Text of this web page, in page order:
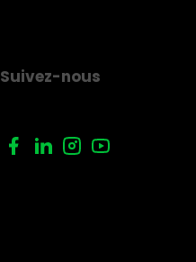
Suivez-nous